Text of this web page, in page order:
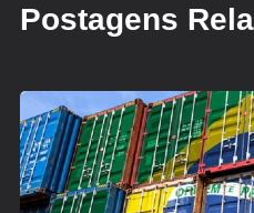
Postagens